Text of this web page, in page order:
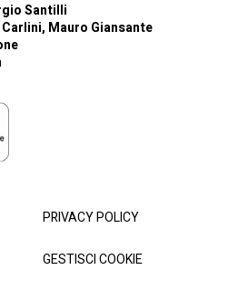
Santilli
Mauro Giansante
PRIVACY POLICY
GESTISCI COOKIE